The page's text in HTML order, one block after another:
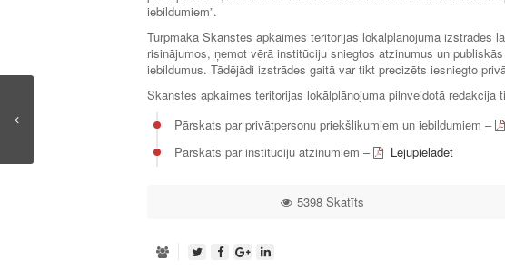
iebildumiem”.
Turpmākā Skanstes apkaimes teritorijas lokālplānojuma izstrādes
risinājumos, ņemot vērā institūciju sniegtos atzinumus un
iebildumus. Tādējādi izstrādes gaitā var tikt precizēts iesniegto
Skanstes apkaimes teritorijas lokālplānojuma pilnveidotā
Pārskats par privātpersonu priekšlikumiem un iebildumiem –
Pārskats par institūciju atzinumiem –
Lejupielādēt
5398 Skatīts